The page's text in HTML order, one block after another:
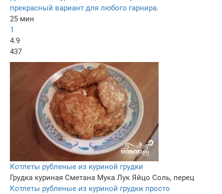
прекрасный вариант для любого гарнира.
25 мин
1
4.9
437
Котлеты рубленые из куриной грудки
Грудка куриная Сметана Мука Лук Яйцо Соль, перец
Котлеты рубленые из куриной грудки просто